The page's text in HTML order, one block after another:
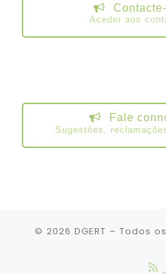
Aceder aos
Fale
Sugestões,
© 2026 DGERT – Todos